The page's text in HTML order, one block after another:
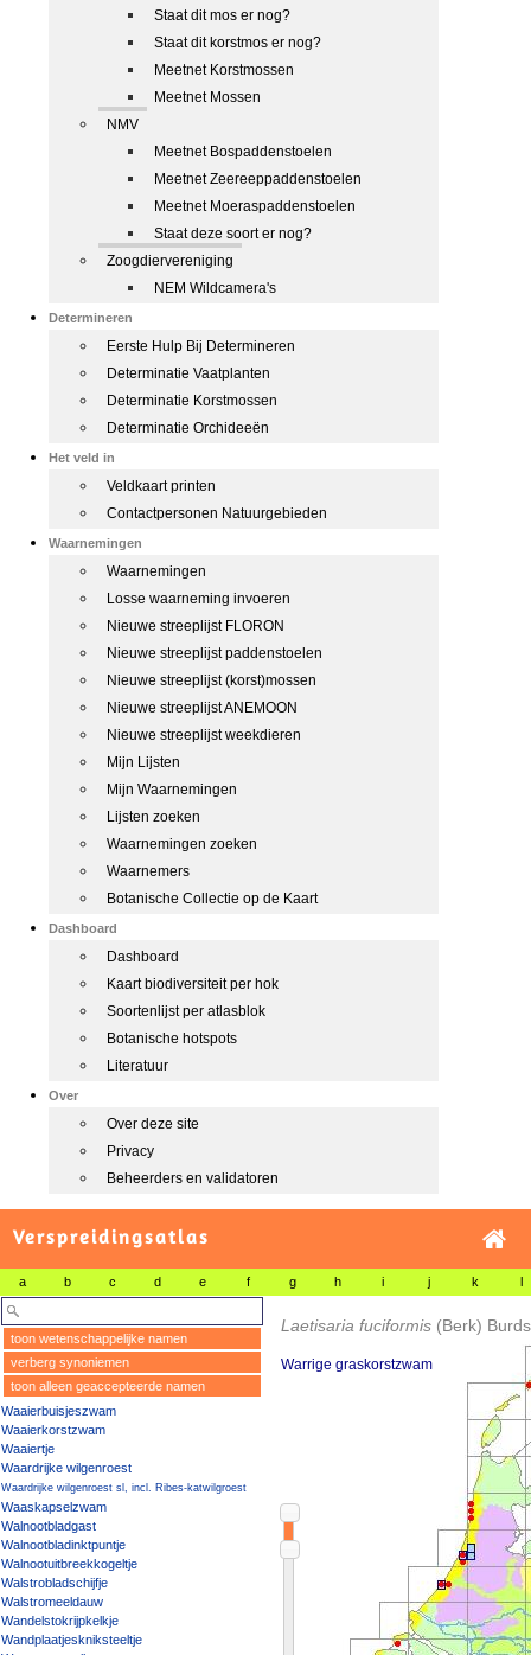
Staat dit mos er nog?
Staat dit korstmos er nog?
Meetnet Korstmossen
Meetnet Mossen
NMV
Meetnet Bospaddenstoelen
Meetnet Zeereeppaddenstoelen
Meetnet Moeraspaddenstoelen
Staat deze soort er nog?
Zoogdiervereniging
NEM Wildcamera's
Determineren
Eerste Hulp Bij Determineren
Determinatie Vaatplanten
Determinatie Korstmossen
Determinatie Orchideeën
Het veld in
Veldkaart printen
Contactpersonen Natuurgebieden
Waarnemingen
Waarnemingen
Losse waarneming invoeren
Nieuwe streeplijst FLORON
Nieuwe streeplijst paddenstoelen
Nieuwe streeplijst (korst)mossen
Nieuwe streeplijst ANEMOON
Nieuwe streeplijst weekdieren
Mijn Lijsten
Mijn Waarnemingen
Lijsten zoeken
Waarnemingen zoeken
Waarnemers
Botanische Collectie op de Kaart
Dashboard
Dashboard
Kaart biodiversiteit per hok
Soortenlijst per atlasblok
Botanische hotspots
Literatuur
Over
Over deze site
Privacy
Beheerders en validatoren
Verspreidingsatlas
a b c d e f g h i j k l
toon wetenschappelijke namen
verberg synoniemen
toon alleen geaccepteerde namen
Waaierbuisjeszwam
Waaierkorstzwam
Waaiertje
Waardrijke wilgenroest
Waardrijke wilgenroest sl, incl. Ribes-katwilgroest
Waaskapselzwam
Walnootbladgast
Walnootbladinktpuntje
Walnootuitbreekkogeltje
Walstrobladschijfje
Walstromeeldauw
Wandelstokrijpkelkje
Wandplaatjeskniksteeltje
Laetisaria fuciformis (Berk)
Warrige graskorstzwam